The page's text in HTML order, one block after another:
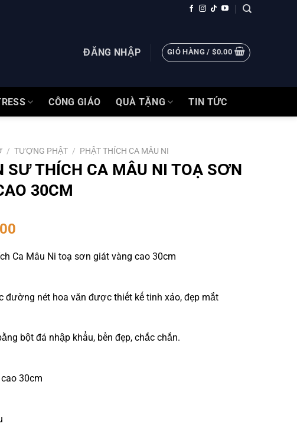
ĐĂNG NHẬP GIỎ HÀNG /$0.00
CÔNG GIÁO QUÀ TẶNG TIN TỨC
/ TƯỢNG PHẬT / PHẬT THÍCH CA MÂU NI
SƯ THÍCH CA MÂU NI TOẠ SƠN
30CM
Ca Mâu Ni toạ sơn giát vàng cao 30cm
đường nét hoa văn được thiết kế tinh xảo, đẹp mắt
bột đá nhập khẩu, bền đẹp, chắc chắn.
30cm